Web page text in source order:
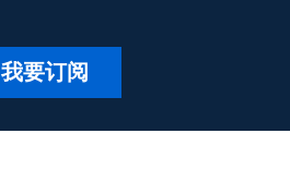
我要订阅